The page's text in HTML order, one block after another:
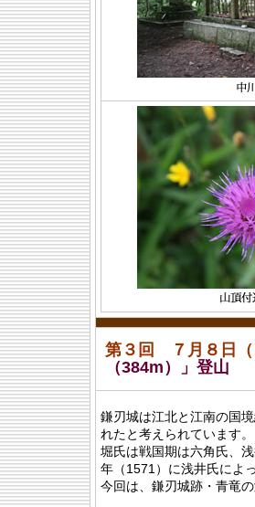
第３回 ７月８日（
（384m）」登山
鎌刃城は江北と江南の国
れたと考えられています。
堀氏は戦国期は六角氏、
年（1571）に浅井氏によ
今回は、鎌刃城跡・青竜